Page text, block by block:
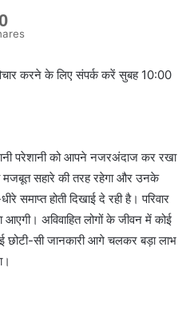
0
करने के लिए संपर्क करें सुबह 10:00
परेशानी को आपने नजरअंदाज कर रखा
मजबूत सहारे की तरह रहेगा और उनके
होती दिखाई दे रही है। परिवार
अविवाहित लोगों के जीवन में कोई
छोटी-सी जानकारी आगे चलकर बड़ा लाभ